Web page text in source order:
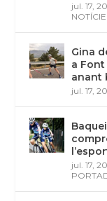
jul. 17,
Gina
a Font
anant
jul. 17,
jul. 17,